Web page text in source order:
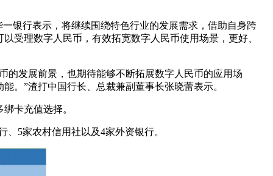
银行表示，将继续围绕特色行业的发展需求，借助自身跨
受理数字人民币，有效拓宽数字人民币使用场景，更好、
的发展前景，也期待能够不断拓展数字人民币的应用场
。”渣打中国行长、总裁兼副董事长张晓蕾表示。
卡充值选择。
5家农村信用社以及4家外资银行。